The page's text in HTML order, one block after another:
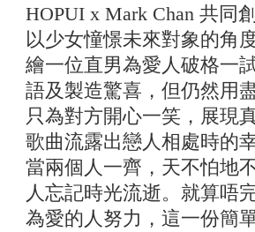
HOPUI x Mark Chan 共同
以少女憧憬未來對象的角
繪一位直男為愛人破格一
語及製造驚喜，但仍然用
只為對方開心一笑，展現
歌曲流露出戀人相處時的
當兩個人一齊，天不怕地
人忘記時光流逝。就算唔
為愛的人努力，這一份簡